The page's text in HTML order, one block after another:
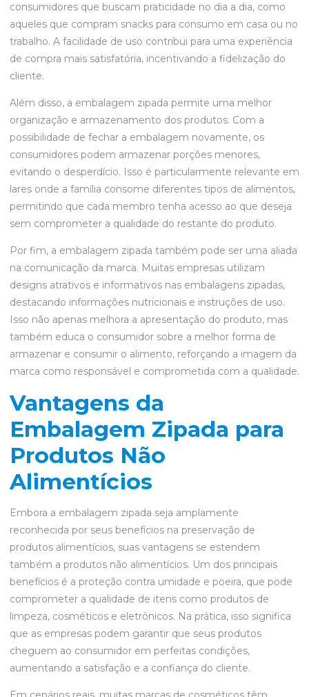
consumidores que buscam praticidade no dia a dia, como
aqueles que compram snacks para consumo em casa ou no
trabalho. A facilidade de uso contribui para uma experiência
de compra mais satisfatória, incentivando a fidelização do
cliente.
Além disso, a embalagem zipada permite uma melhor
organização e armazenamento dos produtos. Com a
possibilidade de fechar a embalagem novamente, os
consumidores podem armazenar porções menores,
evitando o desperdício. Isso é particularmente relevante em
lares onde a família consome diferentes tipos de alimentos,
permitindo que cada membro tenha acesso ao que deseja
sem comprometer a qualidade do restante do produto.
Por fim, a embalagem zipada também pode ser uma aliada
na comunicação da marca. Muitas empresas utilizam
designs atrativos e informativos nas embalagens zipadas,
destacando informações nutricionais e instruções de uso.
Isso não apenas melhora a apresentação do produto, mas
também educa o consumidor sobre a melhor forma de
armazenar e consumir o alimento, reforçando a imagem da
marca como responsável e comprometida com a qualidade.
Vantagens da
Embalagem Zipada para
Produtos Não
Alimentícios
Embora a embalagem zipada seja amplamente
reconhecida por seus benefícios na preservação de
produtos alimentícios, suas vantagens se estendem
também a produtos não alimentícios. Um dos principais
benefícios é a proteção contra umidade e poeira, que pode
comprometer a qualidade de itens como produtos de
limpeza, cosméticos e eletrônicos. Na prática, isso significa
que as empresas podem garantir que seus produtos
cheguem ao consumidor em perfeitas condições,
aumentando a satisfação e a confiança do cliente.